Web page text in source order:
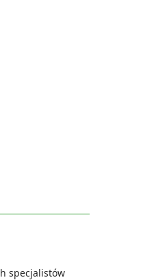
specjalistów